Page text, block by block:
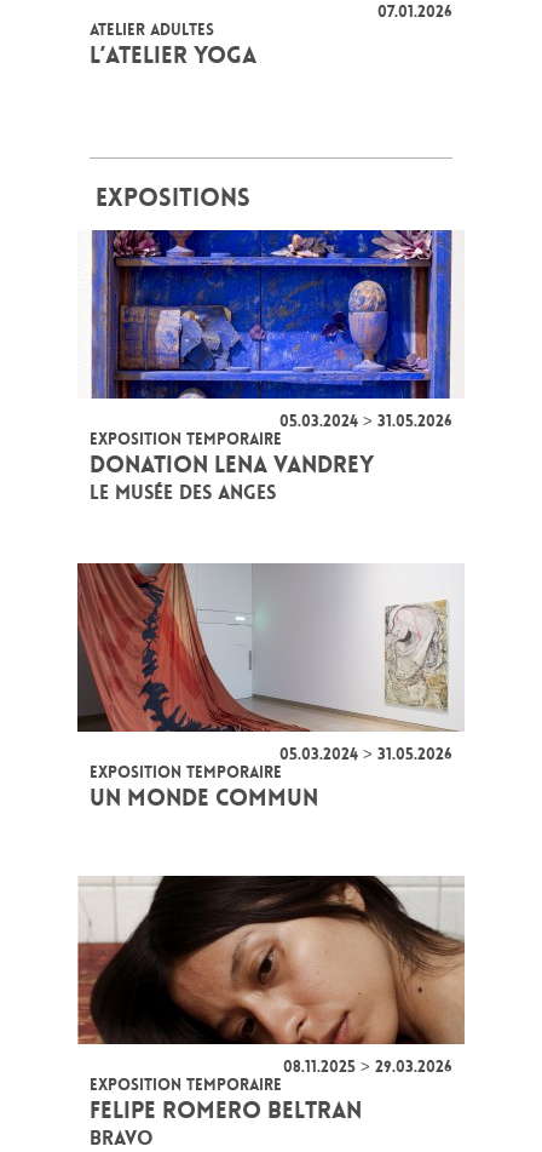
07.01.2026
ATELIER ADULTES
L’ATELIER YOGA
EXPOSITIONS
05.03.2024 > 31.05.2026
EXPOSITION TEMPORAIRE
DONATION LENA VANDREY
LE MUSÉE DES ANGES
05.03.2024 > 31.05.2026
EXPOSITION TEMPORAIRE
UN MONDE COMMUN
08.11.2025 > 29.03.2026
EXPOSITION TEMPORAIRE
FELIPE ROMERO BELTRAN
BRAVO